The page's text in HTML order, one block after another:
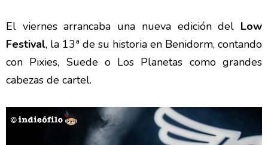
El viernes arrancaba una nueva edición del Low
Festival, la 13ª de su historia en Benidorm, contando
con Pixies, Suede o Los Planetas como grandes
cabezas de cartel.